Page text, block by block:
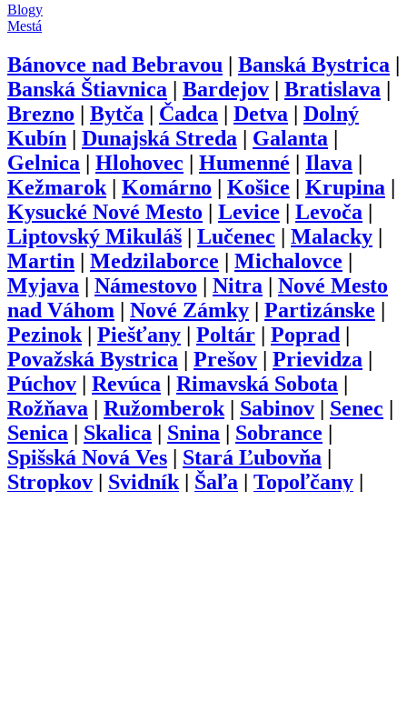
Blogy
Mestá
Bánovce nad Bebravou | Banská Bystrica |
Banská Štiavnica | Bardejov | Bratislava |
Brezno | Bytča | Čadca | Detva | Dolný
Kubín | Dunajská Streda | Galanta |
Gelnica | Hlohovec | Humenné | Ilava |
Kežmarok | Komárno | Košice | Krupina |
Kysucké Nové Mesto | Levice | Levoča |
Liptovský Mikuláš | Lučenec | Malacky |
Martin | Medzilaborce | Michalovce |
Myjava | Námestovo | Nitra | Nové Mesto
nad Váhom | Nové Zámky | Partizánske |
Pezinok | Piešťany | Poltár | Poprad |
Považská Bystrica | Prešov | Prievidza |
Púchov | Revúca | Rimavská Sobota |
Rožňava | Ružomberok | Sabinov | Senec |
Senica | Skalica | Snina | Sobrance |
Spišská Nová Ves | Stará Ľubovňa |
Stropkov | Svidník | Šaľa | Topoľčany |